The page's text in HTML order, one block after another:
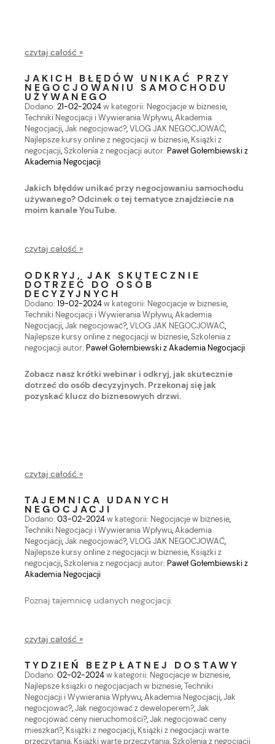
czytaj całość »
JAKICH BŁĘDÓW UNIKAĆ PRZY
NEGOCJOWANIU SAMOCHODU
UŻYWANEGO
Dodano: 21-02-2024w kategorii: Negocjacje w biznesie,
Techniki Negocjacji i Wywierania Wpływu,Akademia
Negocjacji,Jak negocjować?,VLOG JAK NEGOCJOWAĆ,
Najlepsze kursy online z negocjacji w biznesie, Książki z
negocjacji,Szkolenia z negocjacji autor: Paweł Gołembiewski z
Akademia Negocjacji
Jakich błędów unikać przy negocjowaniu samochodu
używanego? Odcinek o tej tematyce znajdziecie na
moim kanale YouTube.
czytaj całość »
ODKRYJ, JAK SKUTECZNIE
DOTRZEĆ DO OSÓB
DECYZYJNYCH
Dodano: 19-02-2024w kategorii: Negocjacje w biznesie,
Techniki Negocjacji i Wywierania Wpływu,Akademia
Negocjacji,Jak negocjować?,VLOG JAK NEGOCJOWAĆ,
Najlepsze kursy online z negocjacji w biznesie,Szkolenia z
negocjacji autor: Paweł Gołembiewski z Akademia Negocjacji
Zobacz nasz krótki webinar i odkryj, jak skutecznie
dotrzeć do osób decyzyjnych. Przekonaj się jak
pozyskać klucz do biznesowych drzwi.
czytaj całość »
TAJEMNICA UDANYCH
NEGOCJACJI
Dodano: 03-02-2024w kategorii: Negocjacje w biznesie,
Techniki Negocjacji i Wywierania Wpływu,Akademia
Negocjacji,Jak negocjować?,VLOG JAK NEGOCJOWAĆ,
Najlepsze kursy online z negocjacji w biznesie, Książki z
negocjacji,Szkolenia z negocjacji autor: Paweł Gołembiewski z
Akademia Negocjacji
Poznaj tajemnicę udanych negocjacji.
czytaj całość »
TYDZIEŃ BEZPŁATNEJ DOSTAWY
Dodano: 02-02-2024w kategorii: Negocjacje w biznesie,
Najlepsze książki o negocjacjach w biznesie,Techniki
Negocjacji i Wywierania Wpływu,Akademia Negocjacji,Jak
negocjować?,Jak negocjować z deweloperem?,Jak
negocjować ceny nieruchomości?,Jak negocjować ceny
mieszkań?, Książki z negocjacji, Książki z negocjacji warte
przeczytania, Książki warte przeczytania,Szkolenia z negocjacji